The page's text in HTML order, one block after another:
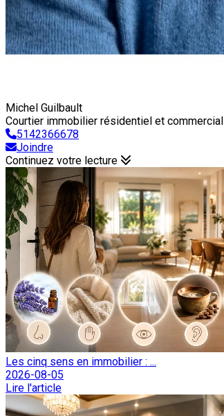
Michel Guilbault
Courtier immobilier résidentiel et commercial
5142366678
Joindre
Continuez votre lecture
Les cinq sens en immobilier : ...
2026-08-05
Lire l'article